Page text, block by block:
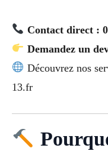
Contact direct :
Demandez un
Découvrez nos
13.fr